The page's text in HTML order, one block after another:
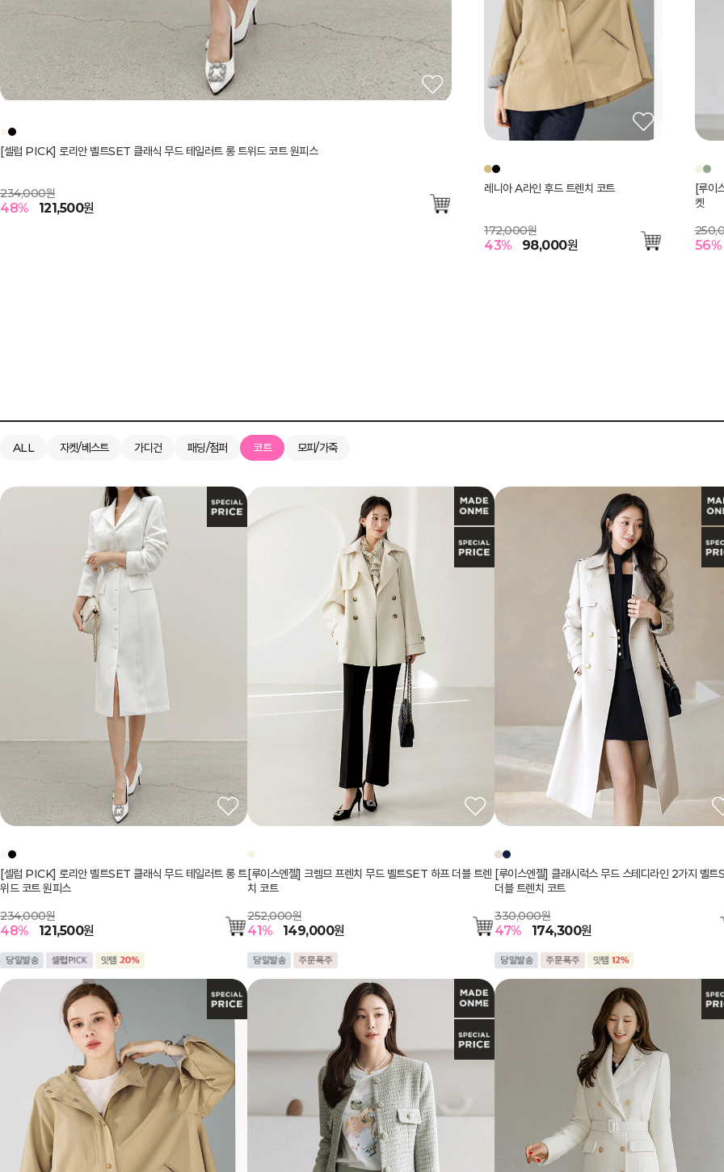
[셀럽 PICK] 로리안 벨트SET 클래식 무드 테일러트 롱 트위드 코트 원피스
234,000원
48% 121,500원
레니아 A라인 후드 트렌치 코트
172,000원
43% 98,000원
[루이
켓
56%
ALL 자켓/베스트 가디건 패딩/점퍼 코트 모피/가죽
[셀럽 PICK] 로리안 벨트SET 클래식 무드 테일러트 롱 트
위드 코트 원피스
234,000원
48% 121,500원
[루이스엔젤] 크렘므 프렌치 무드 벨트SET 하프 더블 트렌
치 코트
252,000원
41% 149,000원
[루이스엔젤] 클래시럭스 무드 스테디라인 2가지 벨
더블 트렌치 코트
330,000원
47% 174,300원